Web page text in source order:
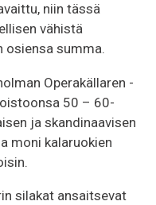
niin tässä
vähistä
osiensa summa.
Operakällaren -
50 – 60-
ja skandinaavisen
moni kalaruokien
silakat ansaitsevat